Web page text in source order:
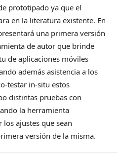
prototipado ya que el
en la literatura existente. En
una primera versión
de autor que brinde
de aplicaciones móviles
además asistencia a los
testar in-situ estos
distintas pruebas con
la herramienta
ajustes que sean
versión de la misma.